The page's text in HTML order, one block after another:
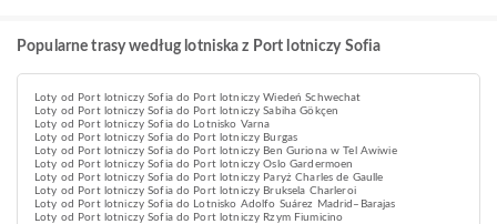
Popularne trasy według lotniska z Port lotniczy Sofia
Loty od Port lotniczy Sofia do Port lotniczy Wiedeń Schwechat
Loty od Port lotniczy Sofia do Port lotniczy Sabiha Gökçen
Loty od Port lotniczy Sofia do Lotnisko Varna
Loty od Port lotniczy Sofia do Port lotniczy Burgas
Loty od Port lotniczy Sofia do Port lotniczy Ben Guriona w Tel Awiwie
Loty od Port lotniczy Sofia do Port lotniczy Oslo Gardermoen
Loty od Port lotniczy Sofia do Port lotniczy Paryż Charles de Gaulle
Loty od Port lotniczy Sofia do Port lotniczy Bruksela Charleroi
Loty od Port lotniczy Sofia do Lotnisko Adolfo Suárez Madrid–Barajas
Loty od Port lotniczy Sofia do Port lotniczy Rzym Fiumicino